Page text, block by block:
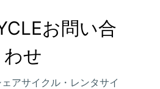
お問い合
わせ
アサイクル・レンタサイ